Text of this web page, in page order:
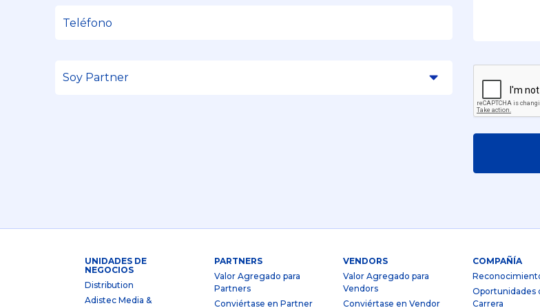
UNIDADES DE
NEGOCIOS
Distribution
Adistec Media &
PARTNERS
Valor Agregado para
Partners
Conviértase en Partner
VENDORS
Valor Agregado para
Vendors
Conviértase en Vendor
COMPAÑÍA
Oportunidades
Carrera